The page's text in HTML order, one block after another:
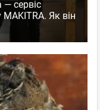
— сервіс
Як він